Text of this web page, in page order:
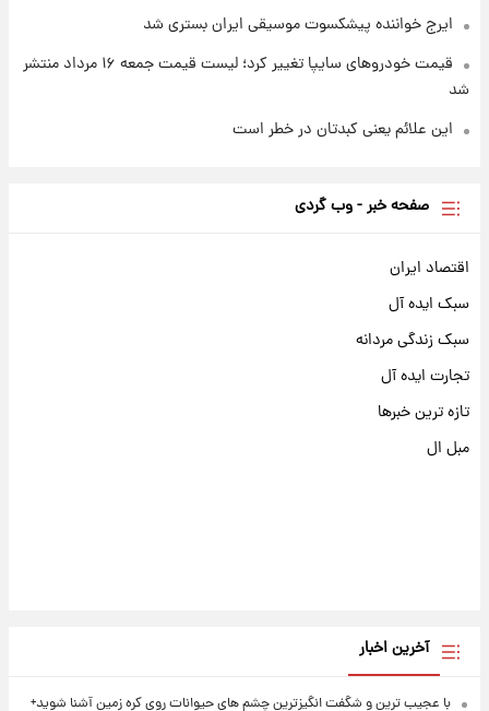
ایرج خواننده پیشکسوت موسیقی ایران بستری شد
قیمت خودروهای سایپا تغییر کرد؛ لیست قیمت جمعه ۱۶ مرداد منتشر
شد
این علائم یعنی کبدتان در خطر است
صفحه خبر - وب گردی
اقتصاد ایران
سبک ایده آل
سبک زندگی مردانه
تجارت ایده آل
تازه ترین خبرها
مبل ال
آخرین اخبار
با عجیب ترین و شگفت انگیزترین چشم های حیوانات روی کره زمین آشنا شوید+